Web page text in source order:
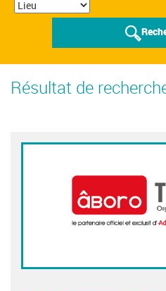
Résultat de